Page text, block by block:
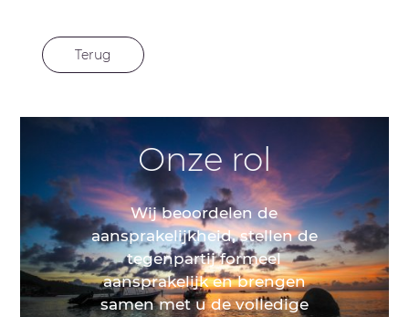
Terug
Onze rol
Wij beoordelen de
aansprakelijkheid, stellen de
tegenpartij formeel
aansprakelijk en brengen
samen met u de volledige